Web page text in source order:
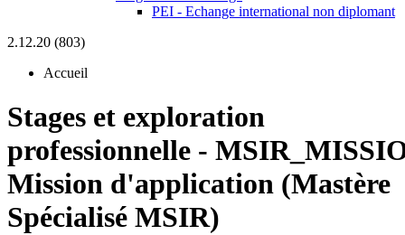
PEI - Echange international non diplomant
2.12.20 (803)
Accueil
Stages et exploration
professionnelle -
Mission d'application (Mastère
Spécialisé MSIR)